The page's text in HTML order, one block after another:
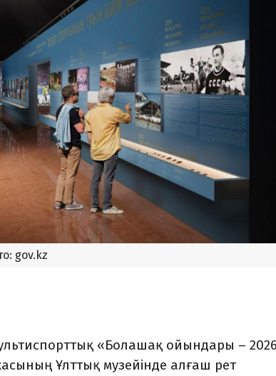
gov.kz
«Болашақ ойындары –
Ұлттық музейінде алғаш рет